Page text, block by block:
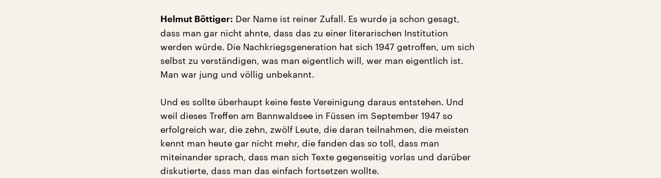
Helmut Böttiger: Der Name ist reiner Zufall. Es wurde ja schon gesagt,
dass man gar nicht ahnte, dass das zu einer literarischen Institution
werden würde. Die Nachkriegsgeneration hat sich 1947 getroffen, um sich
selbst zu verständigen, was man eigentlich will, wer man eigentlich ist.
Man war jung und völlig unbekannt.
Und es sollte überhaupt keine feste Vereinigung daraus entstehen. Und
weil dieses Treffen am Bannwaldsee in Füssen im September 1947 so
erfolgreich war, die zehn, zwölf Leute, die daran teilnahmen, die meisten
kennt man heute gar nicht mehr, die fanden das so toll, dass man
miteinander sprach, dass man sich Texte gegenseitig vorlas und darüber
diskutierte, dass man das einfach fortsetzen wollte.